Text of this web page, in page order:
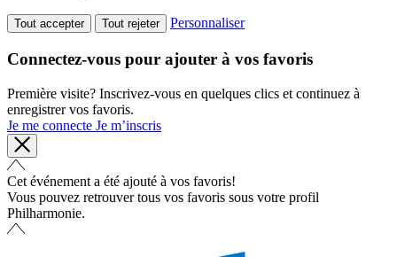
Tout accepter Tout rejeter Personnaliser
Connectez-vous pour ajouter à vos favoris
Première visite? Inscrivez-vous en quelques clics et continuez à
enregistrer vos favoris.
Je me connecte Je m’inscris
Cet événement a été ajouté à vos favoris!
Vous pouvez retrouver tous vos favoris sous votre profil
Philharmonie.